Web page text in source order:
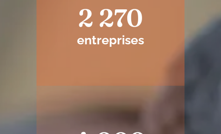
2 270
entreprises